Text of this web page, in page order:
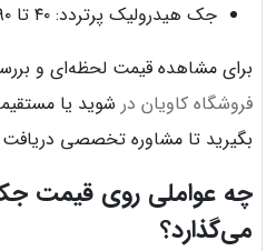
جک هیدرولیک پرتردد: ۴۰ تا ۹۰ میلیون تومان
برای مشاهده قیمت لحظه‌ای و
فروشگاه کاویان در شوید یا
بگیرید تا مشاوره تخصصی دریافت
چه عواملی روی قیمت جک
می‌گذارد؟